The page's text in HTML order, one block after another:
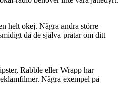
helt okej. Några andra större
då de själva pratar om ditt
Rabble eller Wrapp har
Några exempel på